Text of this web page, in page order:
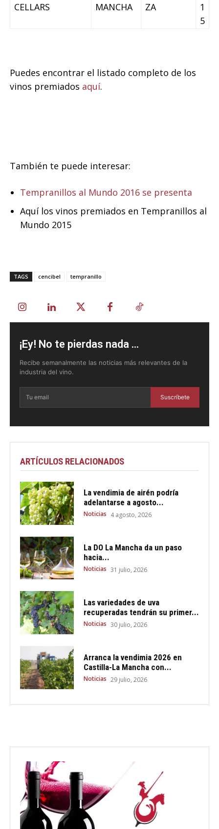
CELLARS MANCHA ZA
1
5
Puedes encontrar el listado completo de los
vinos premiados aquí.
También te puede interesar:
Tempranillos al Mundo 2016 se presenta
Aquí los vinos premiados en Tempranillos al
Mundo 2015
TAGS cencibel tempranillo
¡Ey! No te pierdas nada ...
Recibe semanalmente las noticias más relevantes de la
industria del vino.
Suscríbete
ARTÍCULOS RELACIONADOS
La vendimia de airén podría
adelantarse a agosto...
Noticias 4 agosto, 2026
La DO La Mancha da un paso
hacia...
Noticias 31 julio, 2026
Las variedades de uva
recuperadas tendrán su primer...
Noticias 30 julio, 2026
Arranca la vendimia 2026 en
Castilla-La Mancha con...
Noticias 29 julio, 2026